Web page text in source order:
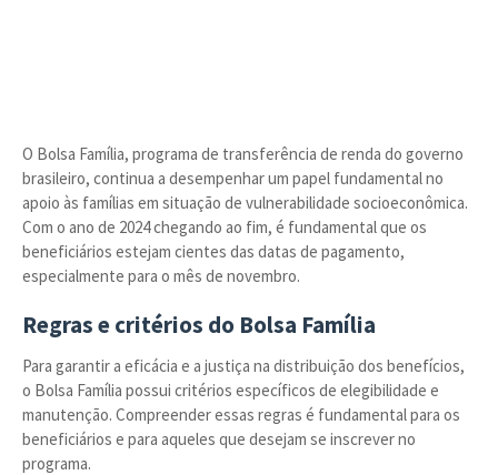
O Bolsa Família, programa de transferência de renda do governo
brasileiro, continua a desempenhar um papel fundamental no
apoio às famílias em situação de vulnerabilidade socioeconômica.
Com o ano de 2024 chegando ao fim, é fundamental que os
beneficiários estejam cientes das datas de pagamento,
especialmente para o mês de novembro.
Regras e critérios do Bolsa Família
Para garantir a eficácia e a justiça na distribuição dos benefícios,
o Bolsa Família possui critérios específicos de elegibilidade e
manutenção. Compreender essas regras é fundamental para os
beneficiários e para aqueles que desejam se inscrever no
programa.